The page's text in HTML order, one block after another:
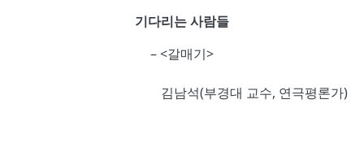
기다리는 사람들
– <갈매기>
김남석(부경대 교수, 연극평론가)